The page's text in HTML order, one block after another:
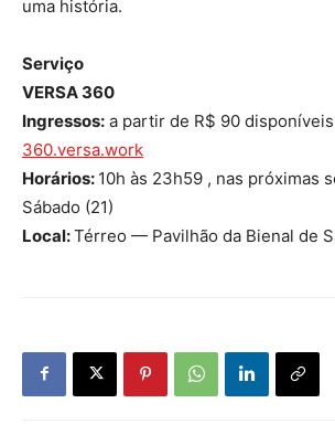
uma história.
Serviço
VERSA 360
Ingressos: a partir de R$ 90
360.versa.work
Horários: 10h às 23h59 , nas próximas
Sábado (21)
Local:Térreo — Pavilhão da Bienal de